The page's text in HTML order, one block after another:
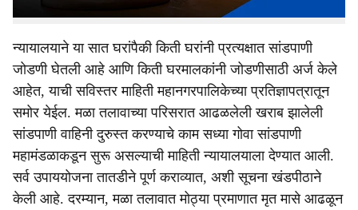
न्यायालयाने या सात घरांपैकी किती घरांनी प्रत्यक्षात सांडपाणी
जोडणी घेतली आहे आणि किती घरमालकांनी जोडणीसाठी अर्ज केले
आहेत, याची सविस्तर माहिती महानगरपालिकेच्या प्रतिज्ञापत्रातून
समोर येईल. मळा तलावाच्या परिसरात आढळलेली खराब झालेली
सांडपाणी वाहिनी दुरुस्त करण्याचे काम सध्या गोवा सांडपाणी
महामंडळाकडून सुरू असल्याची माहिती न्यायालयाला देण्यात आली.
सर्व उपाययोजना तातडीने पूर्ण कराव्यात, अशी सूचना खंडपीठाने
केली आहे. दरम्यान, मळा तलावात मोठ्या प्रमाणात मृत मासे आढळून